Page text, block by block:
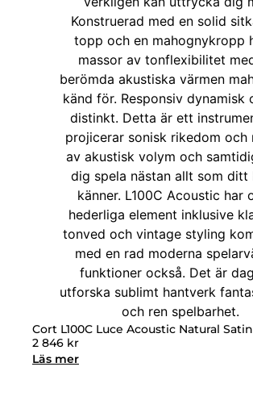
Cort L100C Luce Acoustic Natural Satin
2 846 kr
Läs mer